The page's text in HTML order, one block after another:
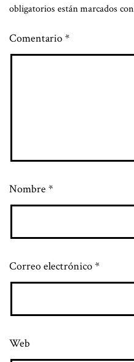
obligatorios están marcados con
Comentario*
Nombre *
Correo electrónico*
Web